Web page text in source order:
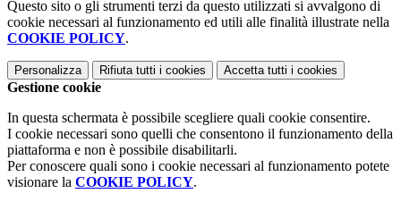
Questo sito o gli strumenti terzi da questo utilizzati si avvalgono di
cookie necessari al funzionamento ed utili alle finalità illustrate nella
COOKIE POLICY.
Personalizza Rifiuta tutti i cookies Accetta tutti i cookies
Gestione cookie
In questa schermata è possibile scegliere quali cookie consentire.
I cookie necessari sono quelli che consentono il funzionamento della
piattaforma e non è possibile disabilitarli.
Per conoscere quali sono i cookie necessari al funzionamento potete
visionare la COOKIE POLICY.